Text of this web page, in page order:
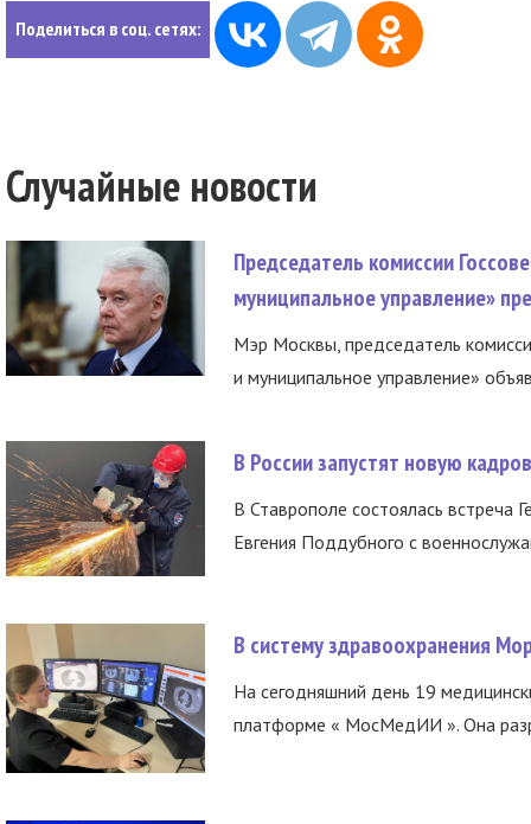
Поделиться в соц. сетях:
Случайные новости
Председатель комиссии
муниципальное управление»
Мэр Москвы, председатель
и муниципальное управление»
В России запустят новую
В Ставрополе состоялась встреча
Евгения Поддубного с
В систему здравоохранения
На сегодняшний день 19
платформе « МосМедИИ ». Она